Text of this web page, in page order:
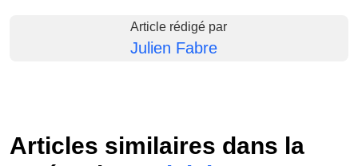
Article rédigé par
Julien Fabre
Articles similaires dans la